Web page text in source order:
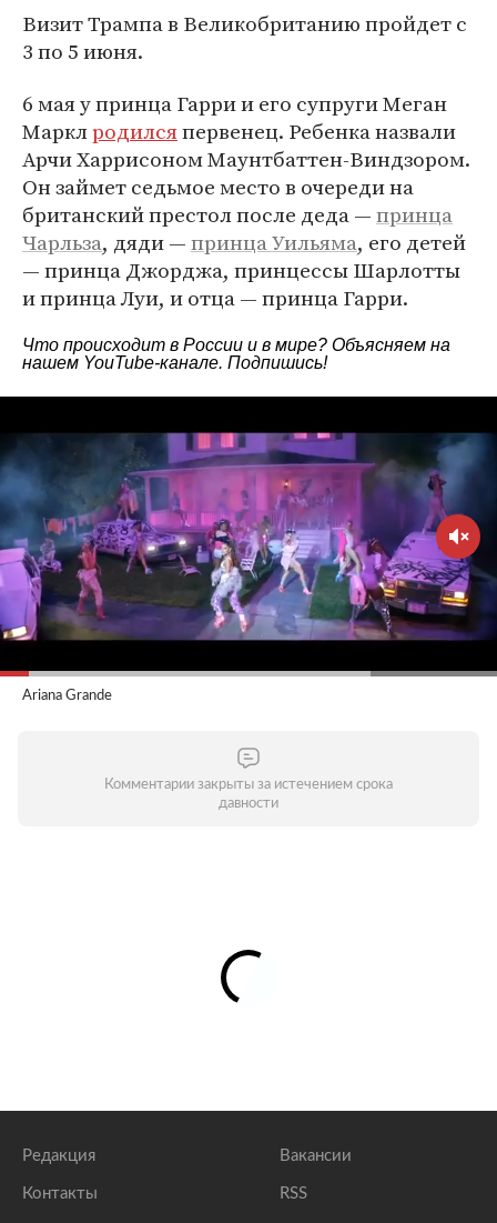
Визит Трампа в Великобританию пройдет с
3 по 5 июня.
6 мая у принца Гарри и его супруги Меган
Марклродилсяпервенец. Ребенка назвали
Арчи Харрисоном Маунтбаттен-Виндзором.
Он займет седьмое место в очереди на
британский престол после деда —принца
Чарльза, дяди —принца Уильяма, его детей
— принца Джорджа, принцессы Шарлотты
и принца Луи, и отца — принца Гарри.
Что происходит в России и в мире? Объясняем на
нашем YouTube-канале. Подпишись!
Ariana Grande
Комментарии закрыты за истечением срока
давности
Редакция
Контакты
Вакансии
RSS